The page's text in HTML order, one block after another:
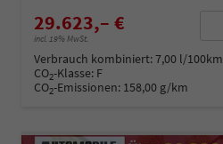
29.623,– €
incl. 19% MwSt.
Verbrauch kombiniert:7,00 l/100km
CO2-Klasse: F
CO2-Emissionen: 158,00 g/km